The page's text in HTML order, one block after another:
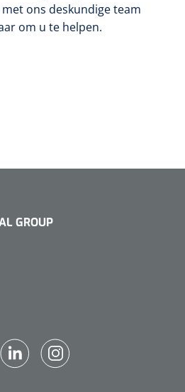
ons deskundige team
om u te helpen.
GROUP